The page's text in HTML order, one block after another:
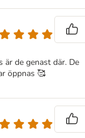
är de genast där. De
öppnas 🥰